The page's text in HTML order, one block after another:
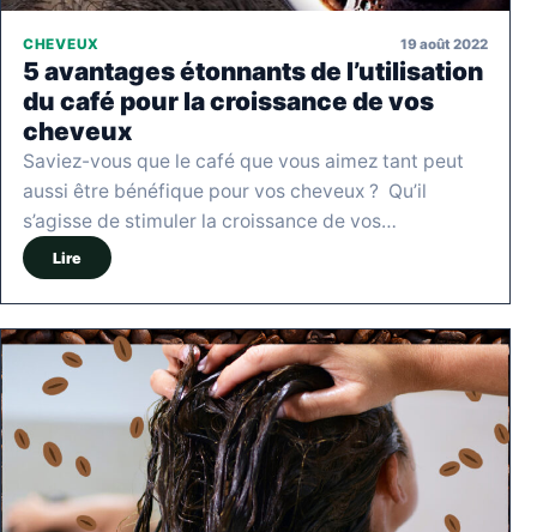
CHEVEUX 19 août 2022
5 avantages étonnants de l’utilisation
du café pour la croissance de vos
cheveux
Saviez-vous que le café que vous aimez tant peut
aussi être bénéfique pour vos cheveux ? Qu’il
s’agisse de stimuler la croissance de vos…
Lire